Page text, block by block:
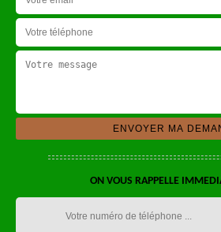
ON VOUS RAPPELLE